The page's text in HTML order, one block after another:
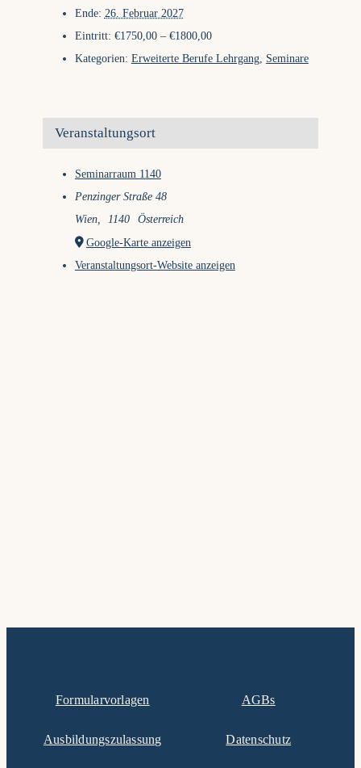
Ende: 26. Februar 2027
Eintritt: €1750,00 – €1800,00
Kategorien: Erweiterte Berufe Lehrgang, Seminare
Veranstaltungsort
Seminarraum 1140
Penzinger Straße 48
Wien, 1140
Österreich
Google-Karte anzeigen
Veranstaltungsort-Website anzeigen
Formularvorlagen
Ausbildungszulassung
AGBs
Datenschutz